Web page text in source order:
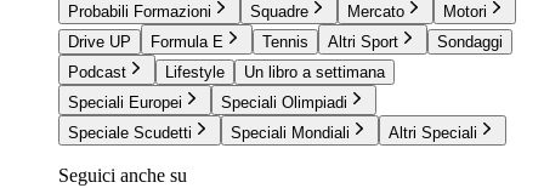
Probabili Formazioni
Squadre Mercato
Motori
Drive UP
Formula E Tennis Altri Sport
Sondaggi
Podcast
Lifestyle
Un libro a settimana
Speciali Europei
Speciali Olimpiadi
Speciale Scudetti
Speciali Mondiali Altri Speciali
Seguici anche su